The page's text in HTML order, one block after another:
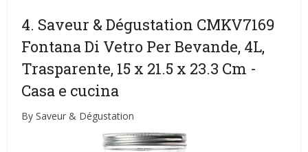
4. Saveur & Dégustation CMKV7169
Fontana Di Vetro Per Bevande, 4L,
Trasparente, 15 x 21.5 x 23.3 Cm -
Casa e cucina
By Saveur & Dégustation